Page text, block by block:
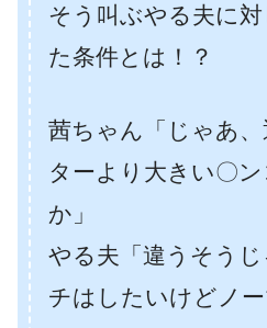
そう叫ぶやる夫に
た条件とは！？
茜ちゃん「じゃあ
ターより大きい〇ン
か」
やる夫「違うそう
チはしたいけどノー